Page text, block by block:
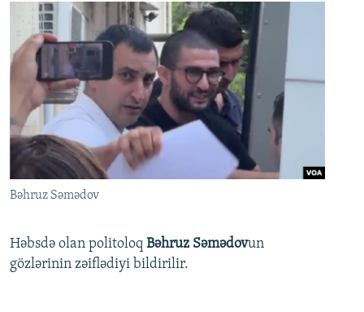
Bəhruz Səmədov
Həbsdə olan politoloq Bəhruz Səmədovun
gözlərinin zəiflədiyi bildirilir.